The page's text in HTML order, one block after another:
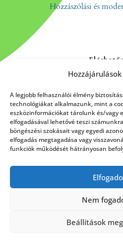
A legjobb felhasználói élmény
technológiákat alkalmazunk, mint a
eszközinformációkat tárolunk és/vagy
elfogadásával lehetővé teszi
böngészési szokásait vagy egyedi
elfogadás megtagadása vagy
funkciók működését hátrányosan
Nem
Beállítások
Hozzászólási és
HÍRLEVÉL